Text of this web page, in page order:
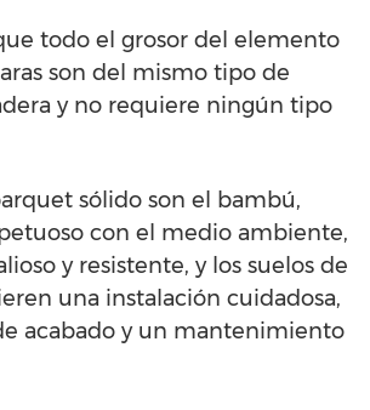
todo el grosor del elemento
son del mismo tipo de
y no requiere ningún tipo
sólido son el bambú,
con el medio ambiente,
y resistente, y los suelos de
una instalación cuidadosa,
acabado y un mantenimiento